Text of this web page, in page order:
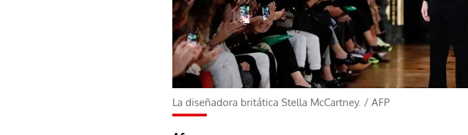
La diseñadora britática Stella McCartney. / AFP